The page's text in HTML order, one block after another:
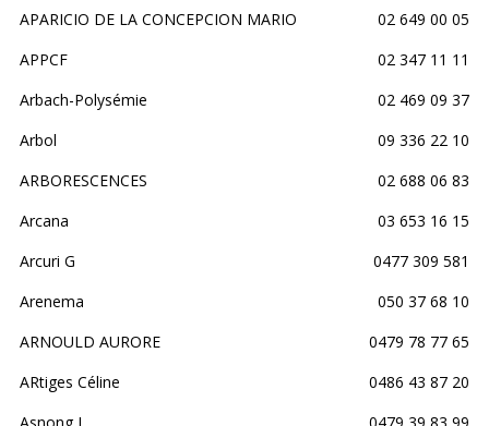
APARICIO DE LA CONCEPCION MARIO
02 649 00 05
APPCF
02 347 11 11
Arbach-Polysémie
02 469 09 37
Arbol
09 336 22 10
ARBORESCENCES
02 688 06 83
Arcana
03 653 16 15
Arcuri G
0477 309 581
Arenema
050 37 68 10
ARNOULD AURORE
0479 78 77 65
ARtiges Céline
0486 43 87 20
Asnong L
0479 39 83 99